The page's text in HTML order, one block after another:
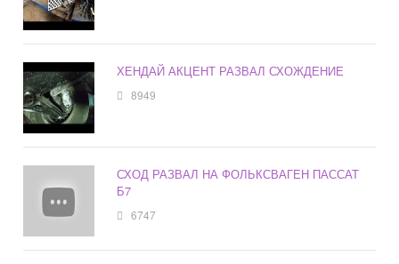
ХЕНДАЙ АКЦЕНТ РАЗВАЛ СХОЖДЕНИЕ
8949
СХОД РАЗВАЛ НА ФОЛЬКСВАГЕН ПАССАТ
Б7
6747